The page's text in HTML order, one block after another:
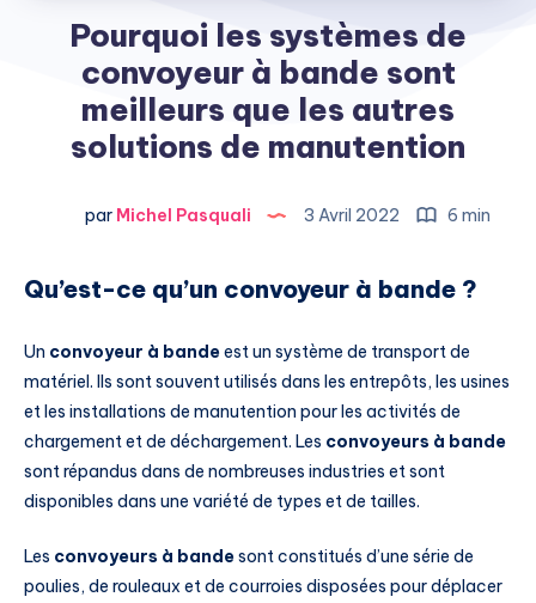
Pourquoi les systèmes de
convoyeur à bande sont
meilleurs que les autres
solutions de manutention
par Michel Pasquali 3 Avril 2022 6 min
Qu’est-ce qu’un convoyeur à bande ?
Un convoyeur à bandeest un système de transport de
matériel. Ils sont souvent utilisés dans les entrepôts, les usines
et les installations de manutention pour les activités de
chargement et de déchargement. Les convoyeurs à bande
sont répandus dans de nombreuses industries et sont
disponibles dans une variété de types et de tailles.
Les convoyeurs à bandesont constitués d’une série de
poulies, de rouleaux et de courroies disposées pour déplacer